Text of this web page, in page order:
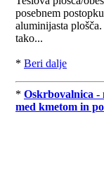
posebnem
aluminijasta
tako...
* Beri dalje
* Oskrbovalnica -
med kmetom in